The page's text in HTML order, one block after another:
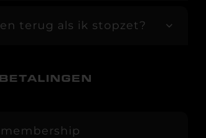
terug als ik stopzet?